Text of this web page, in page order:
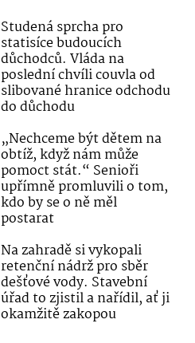
Studená sprcha pro
statisíce budoucích
důchodců. Vláda na
poslední chvíli couvla od
slibované hranice odchodu
do důchodu
„Nechceme být dětem na
obtíž, když nám může
pomoct stát.“ Senioři
upřímně promluvili o tom,
kdo by se o ně měl
postarat
Na zahradě si vykopali
retenční nádrž pro sběr
dešťové vody. Stavební
úřad to zjistil a nařídil, ať ji
okamžitě zakopou